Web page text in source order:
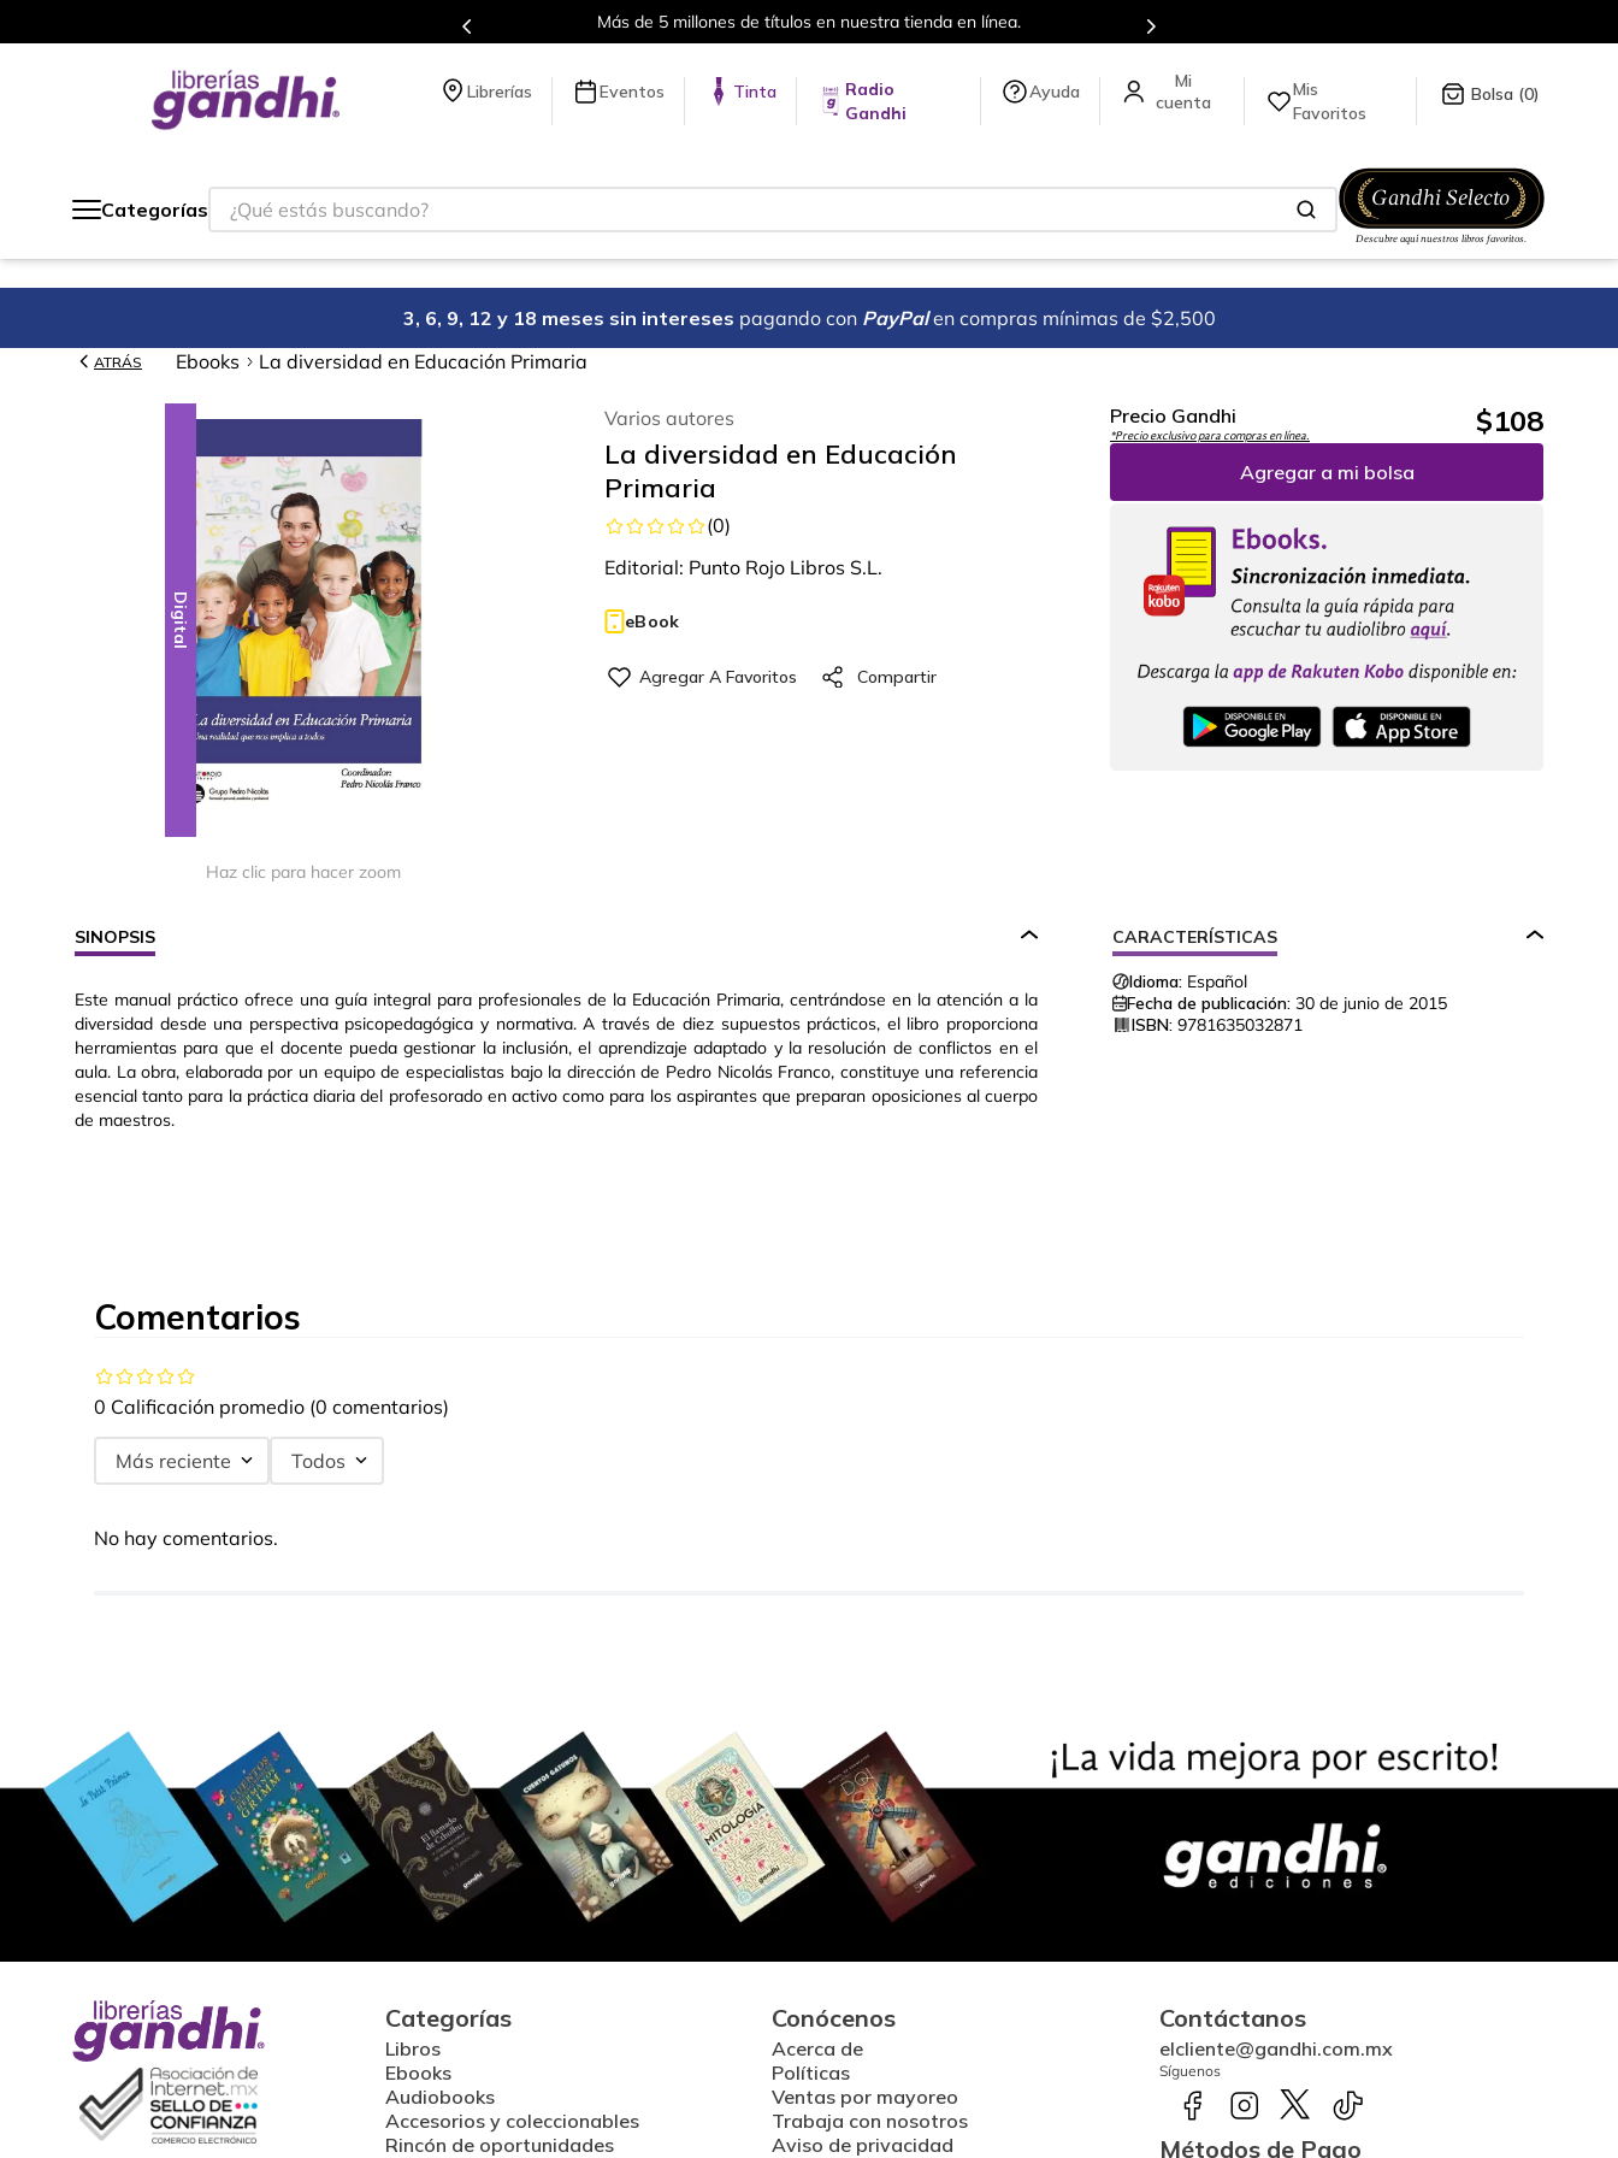
Más de 5 millones de títulos en nuestra tienda en línea. Envíos a todo el mundo, para más información da click
Librerías Eventos Tinta
Radio
Gandhi
Ayuda
Mis
Favoritos
0
Categorías
¿Qué estás buscando?
3, 6, 9, 12 y 18 meses sin intereses pagando con PayPal en compras mínimas de $2,500
ATRÁS Ebooks La diversidad en Educación Primaria
Digital
Haz clic para hacer zoom
Varios autores
La diversidad en Educación
Primaria
(0)
Editorial: Punto Rojo Libros S.L.
eBook
Precio Gandhi
*Precio exclusivo para compras en línea. $108
Agregar a mi bolsa
SINOPSIS
Este manual práctico ofrece una guía integral para profesionales de la Educación Primaria, centrándose en la atención a la
diversidad desde una perspectiva psicopedagógica y normativa. A través de diez supuestos prácticos, el libro proporciona
herramientas para que el docente pueda gestionar la inclusión, el aprendizaje adaptado y la resolución de conflictos en el
aula. La obra, elaborada por un equipo de especialistas bajo la dirección de Pedro Nicolás Franco, constituye una referencia
esencial tanto para la práctica diaria del profesorado en activo como para los aspirantes que preparan oposiciones al cuerpo
de maestros.
CARACTERÍSTICAS
Idioma: Español
Fecha de publicación: 30 de junio de 2015
ISBN: 9781635032871
Comentarios
0 Calificación promedio (0 comentarios)
Más reciente Todos
No hay comentarios.
Categorías
Libros
Ebooks
Audiobooks
Accesorios y coleccionables
Rincón de oportunidades
Conócenos
Acerca de
Políticas
Ventas por mayoreo
Trabaja con nosotros
Aviso de privacidad
Contáctanos
elcliente@gandhi.com.mx
Síguenos
Métodos de Pago